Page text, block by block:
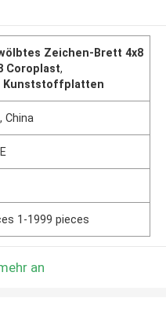
Zeichen-Brett 4x8
Coroplast,
Kunststoffplatten
China
1-1999 pieces
an